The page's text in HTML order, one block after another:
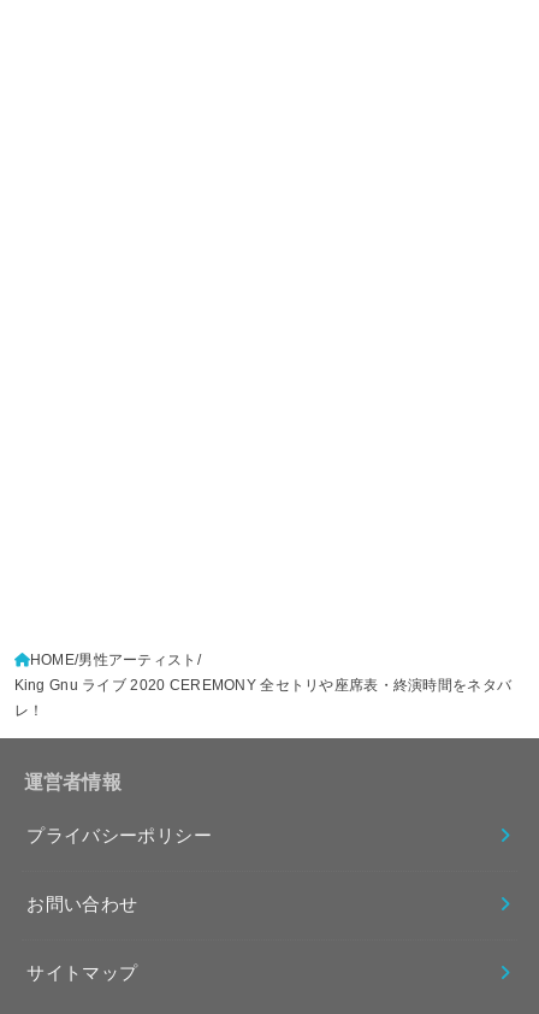
HOME 男性アーティスト
King Gnu ライブ 2020 CEREMONY 全セトリや座席表・終演時間をネタバ
レ！
運営者情報
プライバシーポリシー
お問い合わせ
サイトマップ